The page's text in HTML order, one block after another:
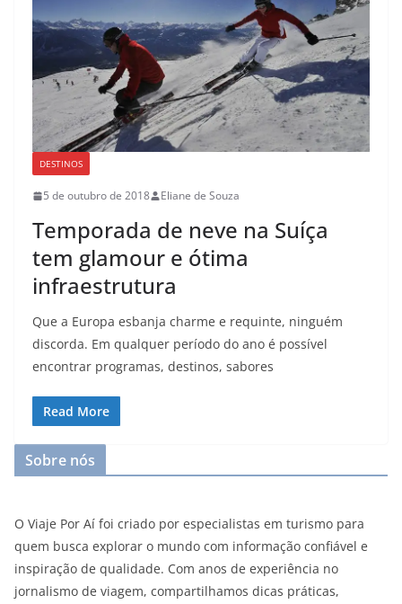
DESTINOS
5 de outubro de 2018 Eliane de Souza
Temporada de neve na Suíça
tem glamour e ótima
infraestrutura
Que a Europa esbanja charme e requinte, ninguém
discorda. Em qualquer período do ano é possível
encontrar programas, destinos, sabores
Read More
Sobre nós
O Viaje Por Aí foi criado por especialistas em turismo para
quem busca explorar o mundo com informação confiável e
inspiração de qualidade. Com anos de experiência no
jornalismo de viagem, compartilhamos dicas práticas,